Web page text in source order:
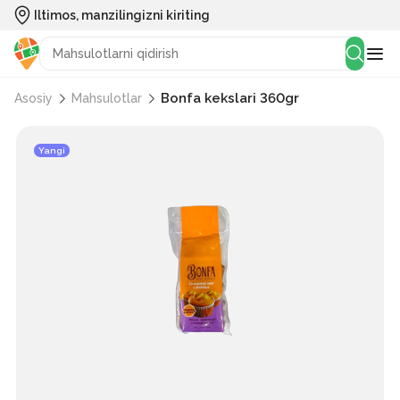
Iltimos, manzilingizni kiriting
Asosiy Mahsulotlar Bonfa kekslari 360gr
Yangi